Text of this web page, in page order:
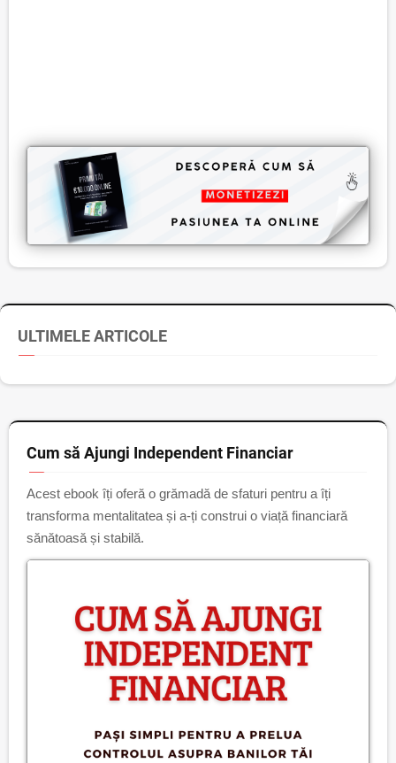
ULTIMELE ARTICOLE
Cum să Ajungi Independent Financiar
Acest ebook îți oferă o grămadă de sfaturi pentru a îți
transforma mentalitatea și a-ți construi o viață financiară
sănătoasă și stabilă.